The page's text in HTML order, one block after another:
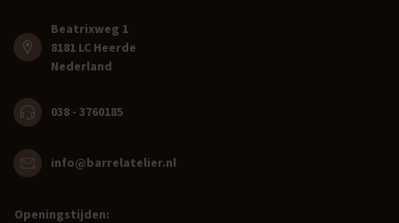
Beatrixweg 1
8181 LC Heerde
Nederland
038 - 3760185
info@barrelatelier.nl
Openingstijden: